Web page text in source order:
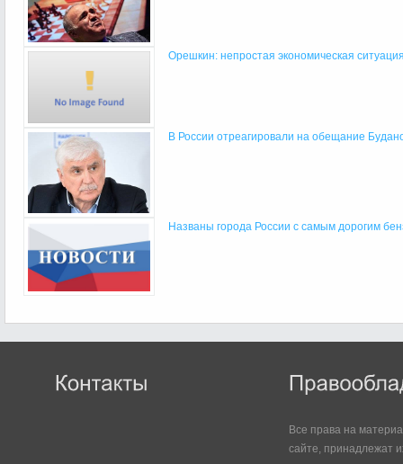
Орешкин: непростая экономическая
В России отреагировали на обещание
Названы города России с самым дорогим
Все права на
сайте, принадлежат